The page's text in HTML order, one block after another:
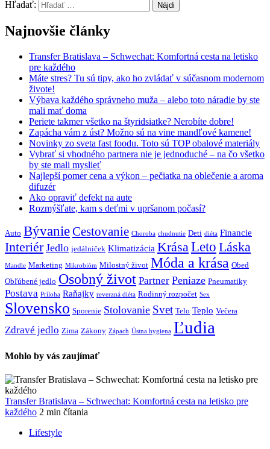
Hľadať:
Najnovšie články
Transfer Bratislava – Schwechat: Komfortná cesta na letisko
pre každého
Máte stres? Tu sú tipy, ako ho zvládať v súčasnom modernom
živote!
Výbava každého správneho muža – alebo toto náradie by ste
mali mať doma
Periete takmer všetko na štyridsiatke? Nerobíte dobre!
Zapácha vám z úst? Možno sú na vine mandľové kamene!
Novinky zo sveta fast foodu. Toto sú TOP obalové materiály
Vybrať si vhodného partnera nie je jednoduché – na čo všetko
by ste mali myslieť
Najlepší pomer cena a výkon – pečiatka na oblečenie a aroma
difuzér
Ako opraviť defekt na aute
Rozmýšľate, kam s deťmi v upršanom počasí?
Auto BývanieCestovanie Choroba chudnutie Deti diéta Financie
Interiér Jedlo jedálniček Klimatizácia KrásaLeto Láska
Mandle Marketing Mikrobióm Milostný život Móda a krása Obed
Obľúbené jedlo Osobný život Partner Peniaze Pneumatiky
Postava Príloha Raňajky reverzná diéta Rodinný rozpočet Sex
Slovensko Sporenie Stolovanie Svet Telo Teplo Večera
Zdravé jedlo Zima Zákony Zápach Ústna hygiena Ľudia
Mohlo by vás zaujímať
Transfer Bratislava – Schwechat: Komfortná cesta na letisko pre
každého 2 min čítania
Lifestyle